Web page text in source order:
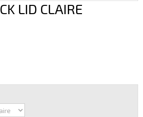
LID CLAIRE